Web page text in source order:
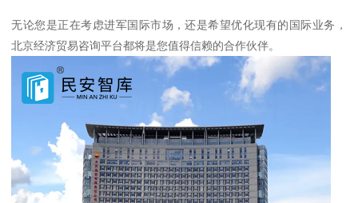
无论您是正在考虑进军国际市场，还是希望优化现有的国际业务，
北京经济贸易咨询平台都将是您值得信赖的合作伙伴。